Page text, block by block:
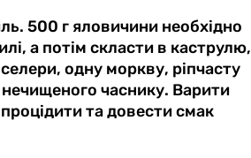
500 г яловичини необхідно
а потім скласти в каструлю,
одну моркву, ріпчасту
часнику. Варити
та довести смак